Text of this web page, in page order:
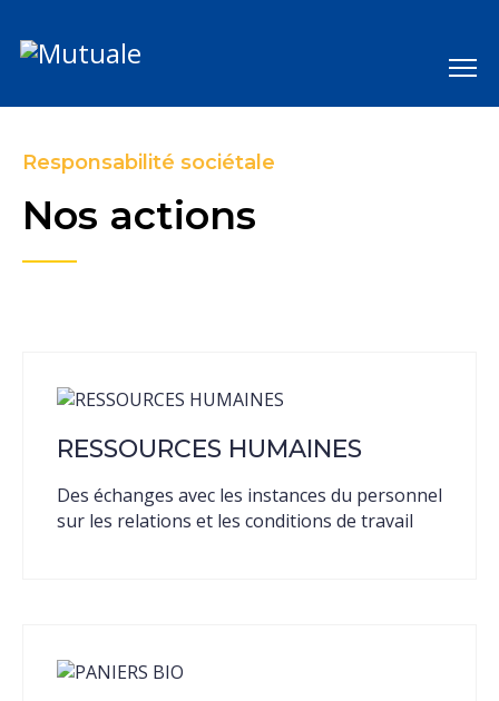
Responsabilité sociétale
Nos actions
RESSOURCES HUMAINES
Des échanges avec les instances du personnel
sur les relations et les conditions de travail